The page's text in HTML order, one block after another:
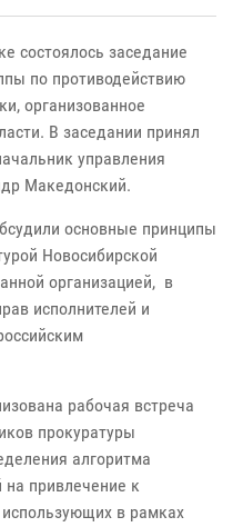
состоялось заседание
по противодействию
организованное
В заседании принял
управления
Македонский.
основные принципы
Новосибирской
организацией, в
исполнителей и
рабочая встреча
прокуратуры
алгоритма
привлечение к
использующих в рамках